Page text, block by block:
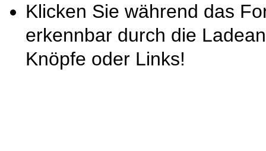
Klicken Sie während das
erkennbar durch die
Knöpfe oder Links!